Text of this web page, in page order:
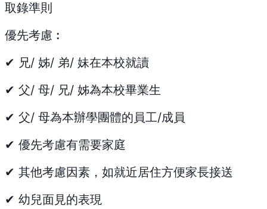
取錄準則
優先考慮︰
✔ 兄/ 姊/ 弟/ 妹在本校就讀
✔ 父/ 母/ 兄/ 姊為本校畢業生
✔ 父/ 母為本辦學團體的員工/成員
✔ 優先考慮有需要家庭
✔ 其他考慮因素，如就近居住方便家長接送
✔ 幼兒面見的表現